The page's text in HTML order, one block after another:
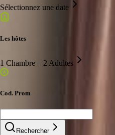
Sélectionnez une date
Les hôtes
1 Chambre – 2 Adultes
Cod. Prom
Rechercher